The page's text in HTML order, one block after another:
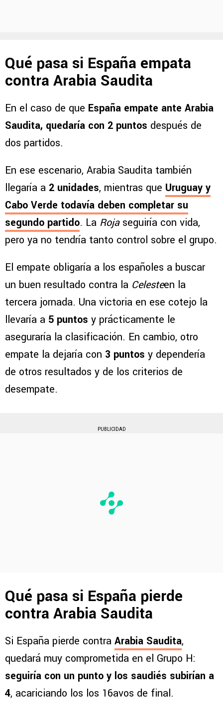
Qué pasa si España empata
contra Arabia Saudita
En el caso de que España empate ante Arabia
Saudita, quedaría con 2 puntos después de
dos partidos.
En ese escenario, Arabia Saudita también
llegaría a 2 unidades, mientras que Uruguay y
Cabo Verde todavía deben completar su
segundo partido. La Rojaseguiría con vida,
pero ya no tendría tanto control sobre el grupo.
El empate obligaría a los españoles a buscar
un buen resultado contra la Celesteen la
tercera jornada. Una victoria en ese cotejo la
llevaría a 5 puntos y prácticamente le
aseguraría la clasificación. En cambio, otro
empate la dejaría con 3 puntos y dependería
de otros resultados y de los criterios de
desempate.
PUBLICIDAD
Qué pasa si España pierde
contra Arabia Saudita
Si España pierde contra Arabia Saudita,
quedará muy comprometida en el Grupo H:
seguiría con un punto y los saudiés subirían a
4, acariciando los los 16avos de final.